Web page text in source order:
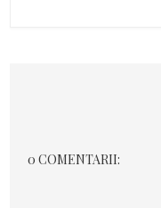
0 COMENTARII: